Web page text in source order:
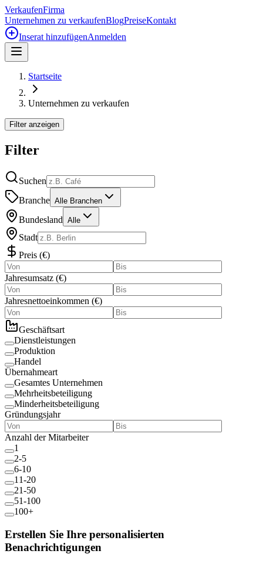
VerkaufenFirma
Unternehmen zu verkaufenBlogPreiseKontakt
Inserat hinzufügenAnmelden
Startseite
Unternehmen zu verkaufen
Filter anzeigen
Filter
Suchen
Branche Alle Branchen
Bundesland Alle
Stadt
Preis (€)
Jahresumsatz (€)
Jahresnettoeinkommen (€)
Geschäftsart
Dienstleistungen
Produktion
Handel
Übernahmeart
Gesamtes Unternehmen
Mehrheitsbeteiligung
Minderheitsbeteiligung
Gründungsjahr
Anzahl der Mitarbeiter
1
2-5
6-10
11-20
21-50
51-100
100+
Erstellen Sie Ihre personalisierten
Benachrichtigungen